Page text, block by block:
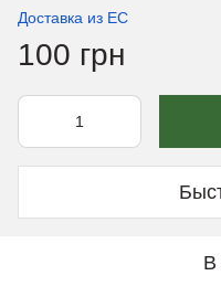
Доставка из ЕС
100 грн
В